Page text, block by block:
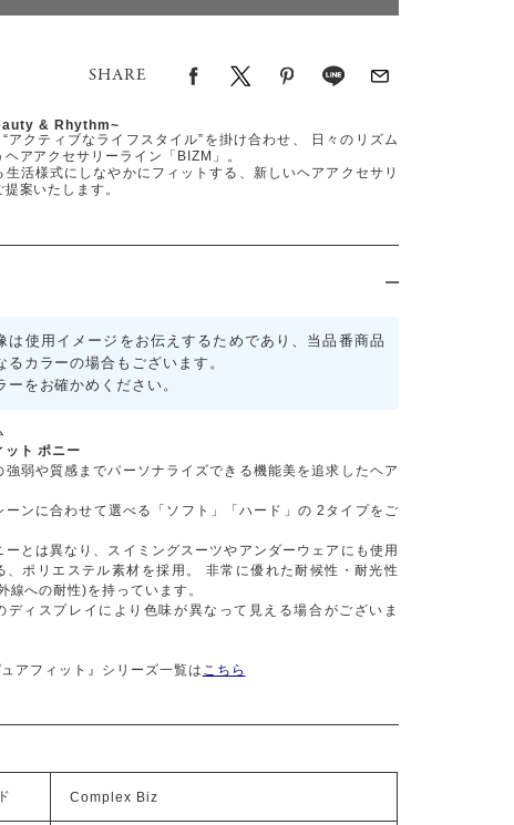
SHARE
& Rhythm~
“アクティブなライフスタイル”を掛け合わせ、 日々のリズム
ヘアアクセサリーライン「BIZM」。
生活様式にしなやかにフィットする、新しいヘアアクセサリ
案いたします。
は使用イメージをお伝えするためであり、当品番商品
るカラーの場合もございます。
ーをお確かめください。
ット ポニー
強弱や質感までパーソナライズできる機能美を追求したヘア
ーンに合わせて選べる「ソフト」「ハード」の 2タイプをご
ーとは異なり、スイミングスーツやアンダーウェアにも使用
、ポリエステル素材を採用。 非常に優れた耐候性・耐光性
線への耐性)を持っています。
ィスプレイにより色味が異なって見える場合がございま
アフィット』シリーズ一覧は こちら
Complex Biz